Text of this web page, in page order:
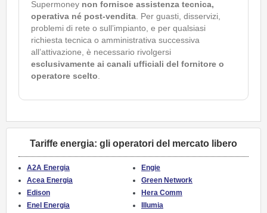
Supermoney non fornisce assistenza tecnica,
operativa né post-vendita . Per guasti, disservizi,
problemi di rete o sull’impianto, e per qualsiasi
richiesta tecnica o amministrativa successiva
all’attivazione, è necessario rivolgersi
esclusivamente ai canali ufficiali del fornitore o
operatore scelto
Tariffe energia: gli operatori del mercato libero
A2A Energia
Acea Energia
Edison
Enel Energia
Engie
Green Network
Hera Comm
Illumia